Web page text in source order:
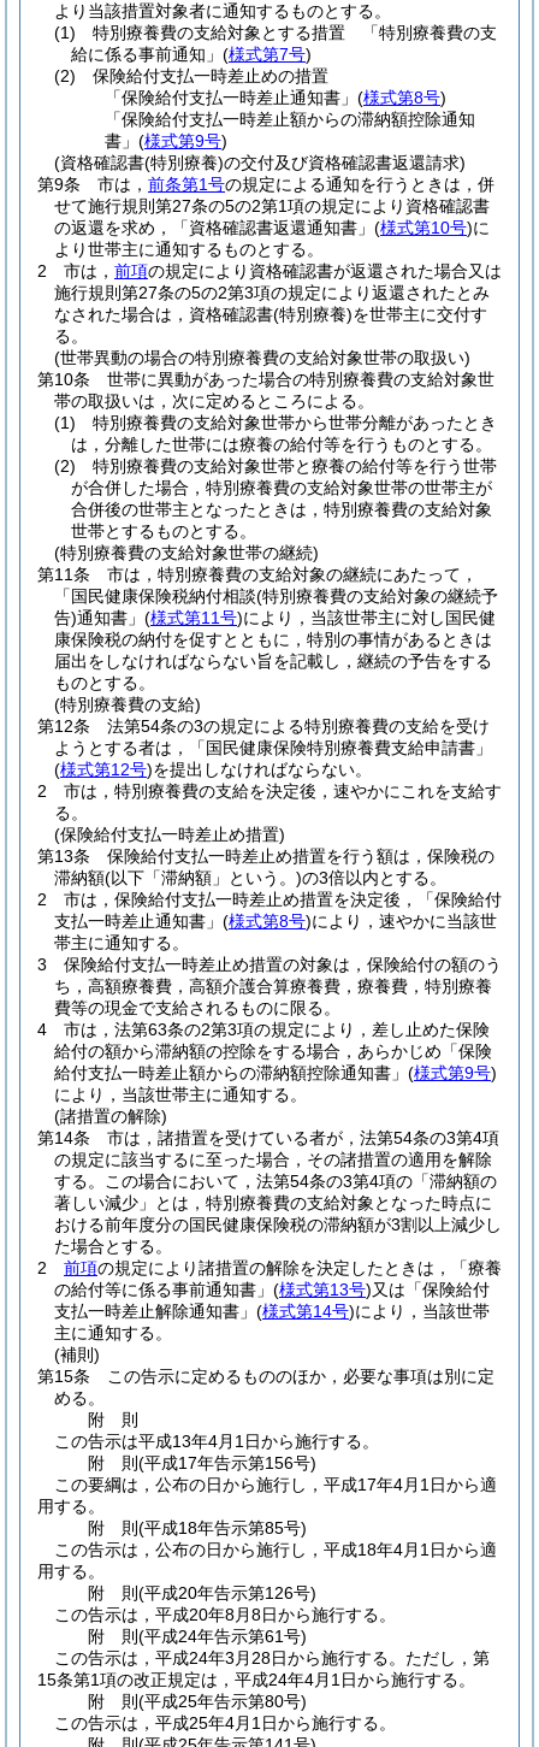
より当該措置対象者に通知するものとする。
(1)
特別療養費の支給対象とする措置 「特別療養費の支
給に係る事前通知」 (様式第7号)
(2)
保険給付支払一時差止めの措置
「保険給付支払一時差止通知書」(様式第8号)
「保険給付支払一時差止額からの滞納額控除通知
書」(様式第9号)
(資格確認書(特別療養)の交付及び資格確認書返還請求)
第9条
市は， 前条第1号の規定による通知を行うときは，併
せて施行規則第27条の5の2第1項の規定により資格確認書
の返還を求め，「資格確認書返還通知書」 (様式第10号)に
より世帯主に通知するものとする。
2
市は， 前項の規定により資格確認書が返還された場合又は
施行規則第27条の5の2第3項の規定により返還されたとみ
なされた場合は，資格確認書(特別療養)を世帯主に交付す
る。
(世帯異動の場合の特別療養費の支給対象世帯の取扱い)
第10条
世帯に異動があった場合の特別療養費の支給対象世
帯の取扱いは，次に定めるところによる。
(1)
特別療養費の支給対象世帯から世帯分離があったとき
は，分離した世帯には療養の給付等を行うものとする。
(2)
特別療養費の支給対象世帯と療養の給付等を行う世帯
が合併した場合，特別療養費の支給対象世帯の世帯主が
合併後の世帯主となったときは，特別療養費の支給対象
世帯とするものとする。
(特別療養費の支給対象世帯の継続)
第11条
市は，特別療養費の支給対象の継続にあたって，
「国民健康保険税納付相談(特別療養費の支給対象の継続予
告)通知書」 (様式第11号)により，当該世帯主に対し国民健
康保険税の納付を促すとともに，特別の事情があるときは
届出をしなければならない旨を記載し，継続の予告をする
ものとする。
(特別療養費の支給)
第12条
法第54条の3の規定による特別療養費の支給を受け
ようとする者は，「国民健康保険特別療養費支給申請書」
(様式第12号)を提出しなければならない。
2
市は，特別療養費の支給を決定後，速やかにこれを支給す
る。
(保険給付支払一時差止め措置)
第13条
保険給付支払一時差止め措置を行う額は，保険税の
滞納額(以下「滞納額」という。)の3倍以内とする。
2
市は，保険給付支払一時差止め措置を決定後，「保険給付
支払一時差止通知書」 (様式第8号)により，速やかに当該世
帯主に通知する。
3
保険給付支払一時差止め措置の対象は，保険給付の額のう
ち，高額療養費，高額介護合算療養費，療養費，特別療養
費等の現金で支給されるものに限る。
4
市は，法第63条の2第3項の規定により，差し止めた保険
給付の額から滞納額の控除をする場合，あらかじめ「保険
給付支払一時差止額からの滞納額控除通知書」 (様式第9号)
により，当該世帯主に通知する。
(諸措置の解除)
第14条
市は，諸措置を受けている者が，法第54条の3第4項
の規定に該当するに至った場合，その諸措置の適用を解除
する。
この場合において，法第54条の3第4項の「滞納額の
著しい減少」とは，特別療養費の支給対象となった時点に
おける前年度分の国民健康保険税の滞納額が3割以上減少し
た場合とする。
2
前項の規定により諸措置の解除を決定したときは，「療養
の給付等に係る事前通知書」 (様式第13号)又は「保険給付
支払一時差止解除通知書」 (様式第14号)により，当該世帯
主に通知する。
(補則)
第15条
この告示に定めるもののほか，必要な事項は別に定
める。
附 則
この告示は平成13年4月1日から施行する。
附 則(平成17年告示第156号)
この要綱は，公布の日から施行し，平成17年4月1日から適
用する。
附 則(平成18年告示第85号)
この告示は，公布の日から施行し，平成18年4月1日から適
用する。
附 則(平成20年告示第126号)
この告示は，平成20年8月8日から施行する。
附 則(平成24年告示第61号)
この告示は，平成24年3月28日から施行する。 ただし，第
15条第1項の改正規定は，平成24年4月1日から施行する。
附 則(平成25年告示第80号)
この告示は，平成25年4月1日から施行する。